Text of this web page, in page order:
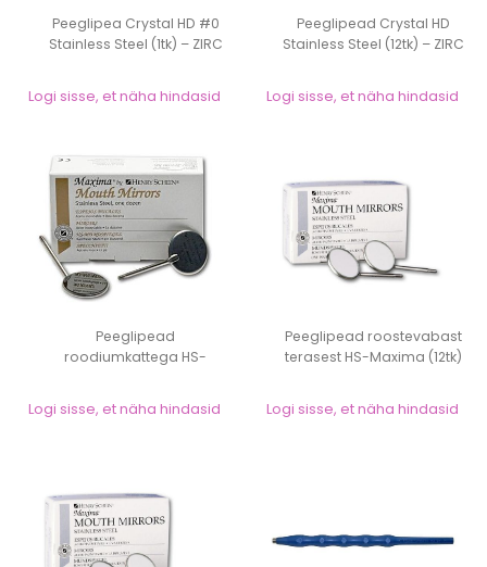
Peeglipea Crystal HD #0
Stainless Steel (1tk) – ZIRC
Logi sisse, et näha hindasid
Peeglipead Crystal HD
Stainless Steel (12tk) – ZIRC
Logi sisse, et näha hindasid
Peeglipead
roodiumkattega HS-
Logi sisse, et näha hindasid
Peeglipead roostevabast
terasest HS-Maxima (12tk)
Logi sisse, et näha hindasid